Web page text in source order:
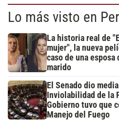
Lo más visto en
La historia real de
mujer", la nueva
caso de una
marido
El Senado dio
Inviolabilidad de la
Gobierno tuvo que
Manejo del Fuego